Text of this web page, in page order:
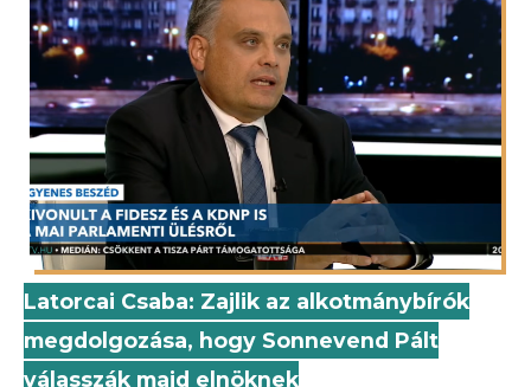
Latorcai Csaba: Zajlik az alkotmánybírók
megdolgozása, hogy Sonnevend Pált
válasszák majd elnöknek